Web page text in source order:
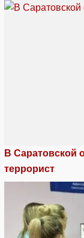
В Саратовской
террорист